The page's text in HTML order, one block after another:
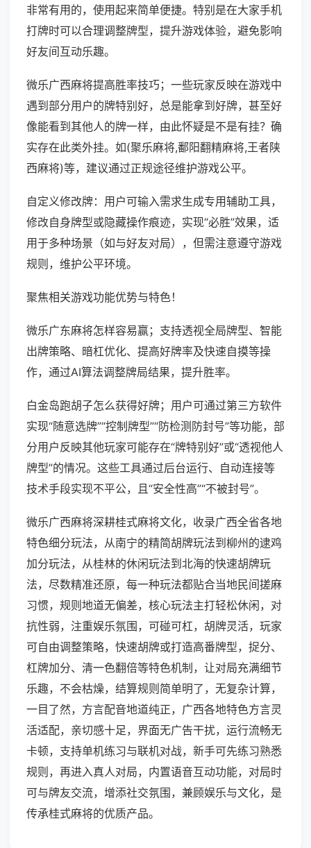
非常有用的，使用起来简单便捷。特别是在大家手机
打牌时可以合理调整牌型，提升游戏体验，避免影响
好友间互动乐趣。
微乐广西麻将提高胜率技巧；一些玩家反映在游戏中
遇到部分用户的牌特别好，总是能拿到好牌，甚至好
像能看到其他人的牌一样，由此怀疑是不是有挂？确
实存在此类外挂。如(聚乐麻将,鄱阳翻精麻将,王者陕
西麻将)等，建议通过正规途径维护游戏公平。
自定义修改牌：用户可输入需求生成专用辅助工具，
修改自身牌型或隐藏操作痕迹，实现“必胜”效果，适
用于多种场景（如与好友对局），但需注意遵守游戏
规则，维护公平环境。
聚焦相关游戏功能优势与特色！
微乐广东麻将怎样容易赢；支持透视全局牌型、智能
出牌策略、暗杠优化、提高好牌率及快速自摸等操
作，通过AI算法调整牌局结果，提升胜率。
白金岛跑胡子怎么获得好牌；用户可通过第三方软件
实现“随意选牌”“控制牌型”“防检测防封号”等功能，部
分用户反映其他玩家可能存在“牌特别好”或“透视他人
牌型”的情况。这些工具通过后台运行、自动连接等
技术手段实现不平公，且“安全性高”“不被封号”。
微乐广西麻将深耕桂式麻将文化，收录广西全省各地
特色细分玩法，从南宁的精简胡牌玩法到柳州的逮鸡
加分玩法，从桂林的休闲玩法到北海的快速胡牌玩
法，尽数精准还原，每一种玩法都贴合当地民间搓麻
习惯，规则地道无偏差，核心玩法主打轻松休闲，对
抗性弱，注重娱乐氛围，可碰可杠，胡牌灵活，玩家
可自由调整策略，快速胡牌或打造高番牌型，捉分、
杠牌加分、清一色翻倍等特色机制，让对局充满细节
乐趣，不会枯燥，结算规则简单明了，无复杂计算，
一目了然，方言配音地道纯正，广西各地特色方言灵
活适配，亲切感十足，界面无广告干扰，运行流畅无
卡顿，支持单机练习与联机对战，新手可先练习熟悉
规则，再进入真人对局，内置语音互动功能，对局时
可与牌友交流，增添社交氛围，兼顾娱乐与文化，是
传承桂式麻将的优质产品。